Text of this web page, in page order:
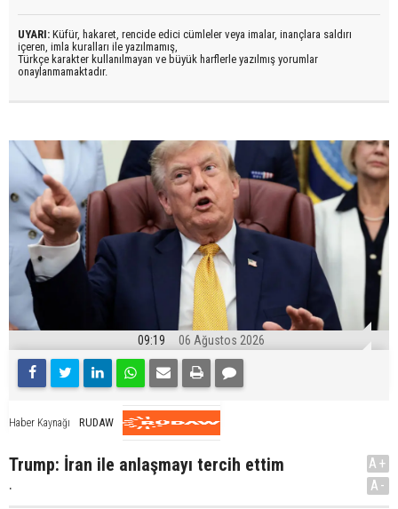
UYARI: Küfür, hakaret, rencide edici cümleler veya imalar, inançlara saldırı
içeren, imla kuralları ile yazılmamış,
Türkçe karakter kullanılmayan ve büyük harflerle yazılmış yorumlar
onaylanmamaktadır.
09:19 06 Ağustos 2026
Haber Kaynağı RUDAW
Trump: İran ile anlaşmayı tercih ettim
.
A+
A-